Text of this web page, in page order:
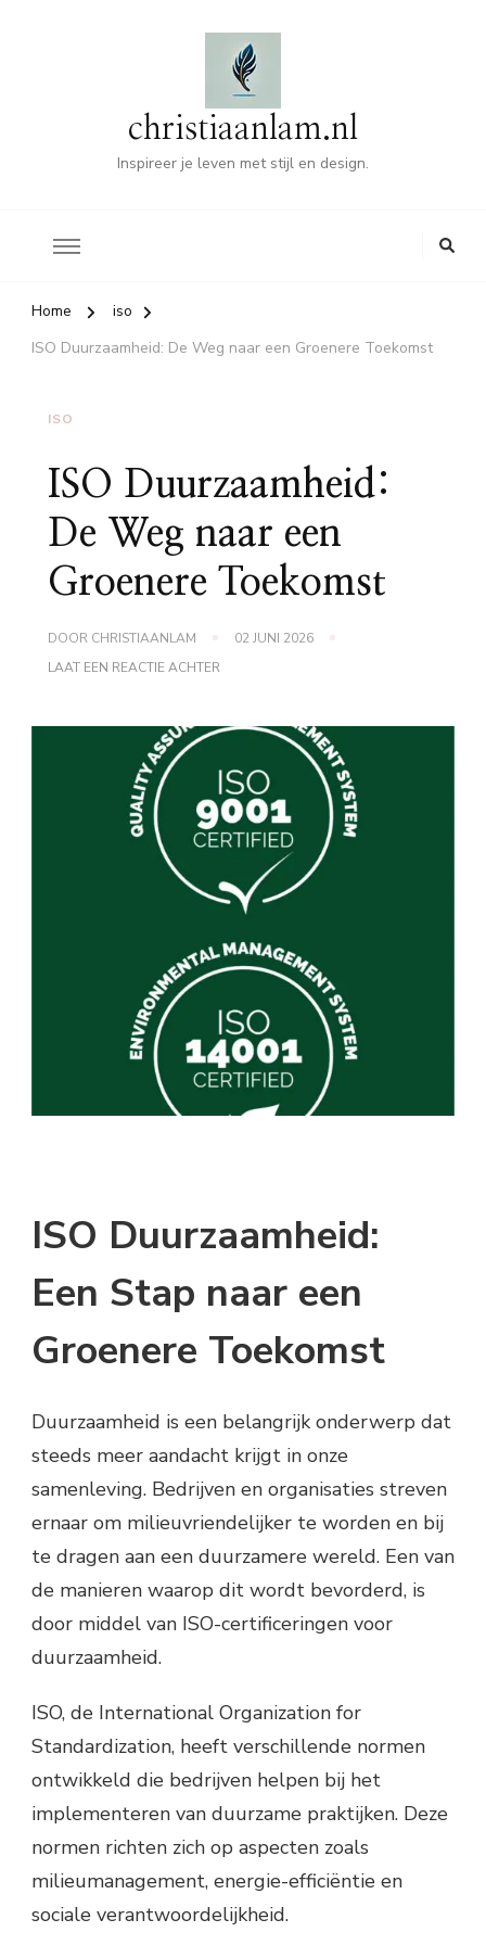
christiaanlam.nl
Inspireer je leven met stijl en design.
Home
iso
ISO Duurzaamheid: De Weg naar een Groenere Toekomst
ISO
ISO Duurzaamheid:
De Weg naar een
Groenere Toekomst
DOOR CHRISTIAANLAM
02 JUNI 2026
LAAT EEN REACTIE ACHTER
WEG
EEN
GROENERE
TOEKOMST
ISO Duurzaamheid:
Een Stap naar een
Groenere Toekomst
Duurzaamheid is een belangrijk onderwerp dat
steeds meer aandacht krijgt in onze
samenleving. Bedrijven en organisaties streven
ernaar om milieuvriendelijker te worden en bij
te dragen aan een duurzamere wereld. Een van
de manieren waarop dit wordt bevorderd, is
door middel van ISO-certificeringen voor
duurzaamheid.
ISO, de International Organization for
Standardization, heeft verschillende normen
ontwikkeld die bedrijven helpen bij het
implementeren van duurzame praktijken. Deze
normen richten zich op aspecten zoals
milieumanagement, energie-efficiëntie en
sociale verantwoordelijkheid.